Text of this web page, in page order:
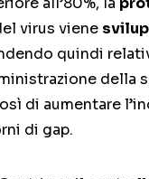
virus viene
quindi
della
di aumentare
di gap.